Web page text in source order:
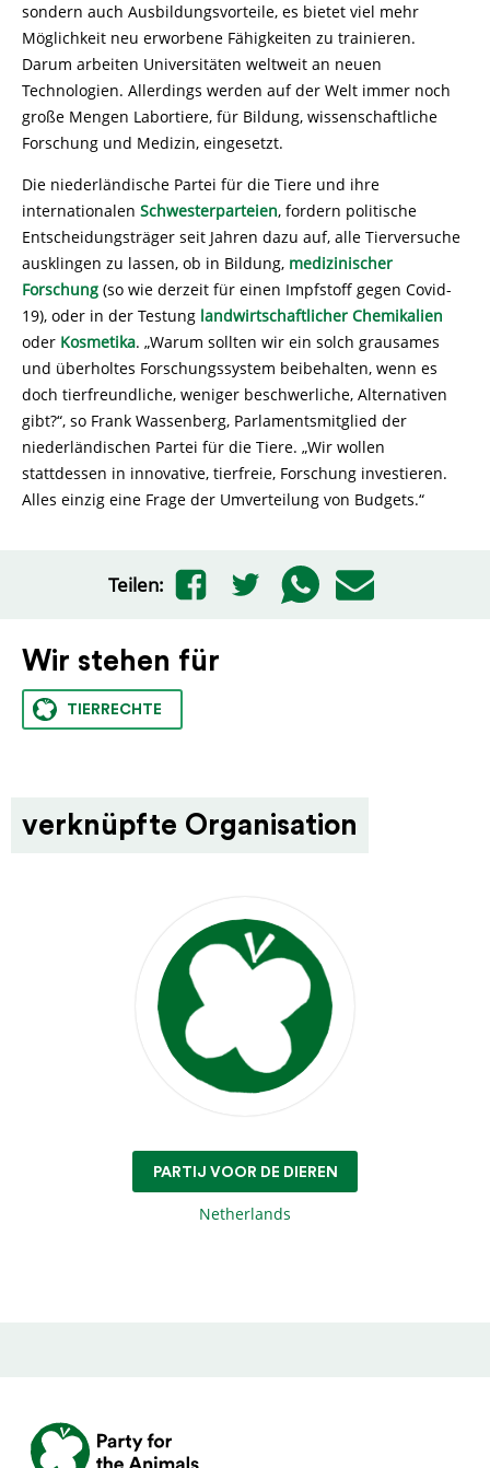
sondern auch Ausbildungsvorteile, es bietet viel mehr
Möglichkeit neu erworbene Fähigkeiten zu trainieren.
Darum arbeiten Universitäten weltweit an neuen
Technologien. Allerdings werden auf der Welt immer noch
große Mengen Labortiere, für Bildung, wissenschaftliche
Forschung und Medizin, eingesetzt.
Die niederländische Partei für die Tiere und ihre
internationalen Schwesterparteien, fordern politische
Entscheidungsträger seit Jahren dazu auf, alle Tierversuche
ausklingen zu lassen, ob in Bildung, medizinischer
Forschung (so wie derzeit für einen Impfstoff gegen Covid-
19), oder in der Testung landwirtschaftlicher Chemikalien
oder Kosmetika. „Warum sollten wir ein solch grausames
und überholtes Forschungssystem beibehalten, wenn es
doch tierfreundliche, weniger beschwerliche, Alternativen
gibt?“, so Frank Wassenberg, Parlamentsmitglied der
niederländischen Partei für die Tiere. „Wir wollen
stattdessen in innovative, tierfreie, Forschung investieren.
Alles einzig eine Frage der Umverteilung von Budgets.“
Teilen:
Wir stehen für
TIERRECHTE
verknüpfte Organisation
PARTIJ VOOR DE DIEREN
Netherlands